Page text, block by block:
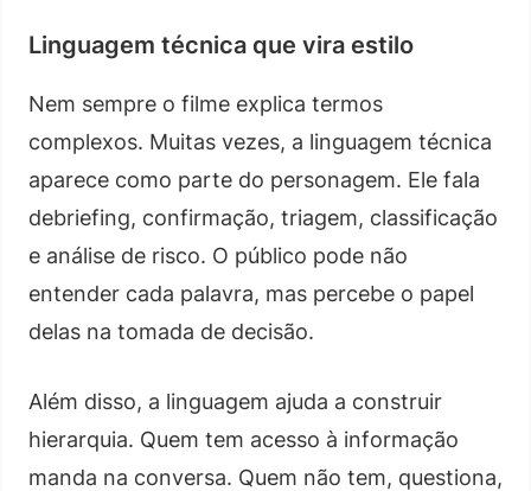
Linguagem técnica que vira estilo
Nem sempre o filme explica termos
complexos. Muitas vezes, a linguagem técnica
aparece como parte do personagem. Ele fala
debriefing, confirmação, triagem, classificação
e análise de risco. O público pode não
entender cada palavra, mas percebe o papel
delas na tomada de decisão.
Além disso, a linguagem ajuda a construir
hierarquia. Quem tem acesso à informação
manda na conversa. Quem não tem, questiona,